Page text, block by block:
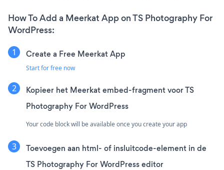
How To Add a Meerkat App on TS Photography For
WordPress:
Create a Free Meerkat App
Start for free now
Kopieer het Meerkat embed-fragment voor TS
Photography For WordPress
Your code block will be available once you create your app
Toevoegen aan html- of insluitcode-element in de
TS Photography For WordPress editor